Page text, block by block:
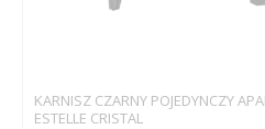
KARNISZ CZARNY POJEDYNCZY
ESTELLE CRISTAL